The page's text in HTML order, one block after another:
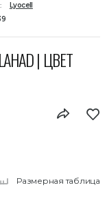
Lyocell
| ЦВЕТ
Размерная таблица